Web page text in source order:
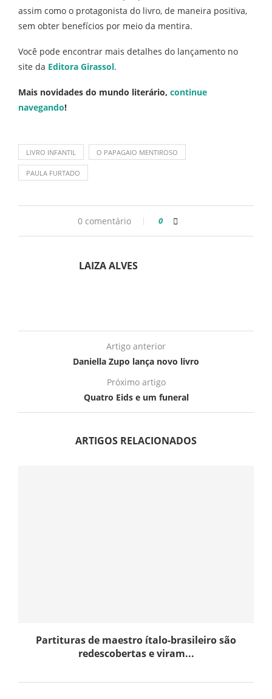
assim como o protagonista do livro, de maneira positiva,
sem obter benefícios por meio da mentira.
Você pode encontrar mais detalhes do lançamento no
site da Editora Girassol.
Mais novidades do mundo literário, continue
navegando!
LIVRO INFANTIL O PAPAGAIO MENTIROSO
PAULA FURTADO
0 comentário 0
LAIZA ALVES
Artigo anterior
Daniella Zupo lança novo livro
Próximo artigo
Quatro Eids e um funeral
ARTIGOS RELACIONADOS
Partituras de maestro ítalo-brasileiro são
redescobertas e viram...